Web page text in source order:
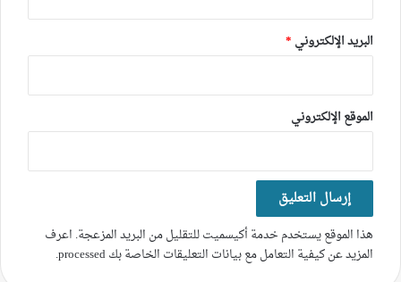
البريد الإلكتروني *
الموقع الإلكتروني
هذا الموقع يستخدم خدمة أكيسميت للتقليل من البريد المزعجة. اعرف
المزيد عن كيفية التعامل مع بيانات التعليقات الخاصة بك processed
.